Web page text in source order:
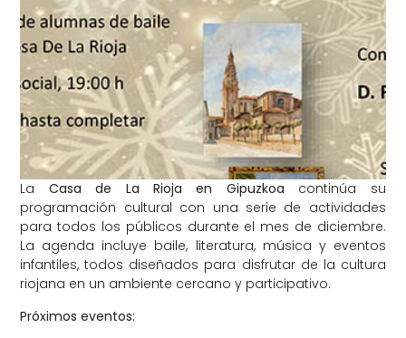
La Casa de La Rioja en Gipuzkoa continúa su
programación cultural con una serie de actividades
para todos los públicos durante el mes de diciembre.
La agenda incluye baile, literatura, música y eventos
infantiles, todos diseñados para disfrutar de la cultura
riojana en un ambiente cercano y participativo.
Próximos eventos: